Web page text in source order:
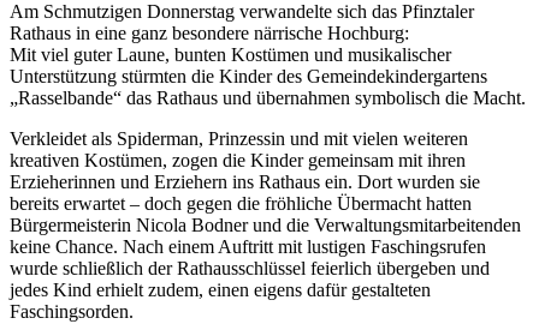
Am Schmutzigen Donnerstag verwandelte sich das Pfinztaler
Rathaus in eine ganz besondere närrische Hochburg:
Mit viel guter Laune, bunten Kostümen und musikalischer
Unterstützung stürmten die Kinder des Gemeindekindergartens
„Rasselbande“ das Rathaus und übernahmen symbolisch die Macht.
Verkleidet als Spiderman, Prinzessin und mit vielen weiteren
kreativen Kostümen, zogen die Kinder gemeinsam mit ihren
Erzieherinnen und Erziehern ins Rathaus ein. Dort wurden sie
bereits erwartet – doch gegen die fröhliche Übermacht hatten
Bürgermeisterin Nicola Bodner und die Verwaltungsmitarbeitenden
keine Chance. Nach einem Auftritt mit lustigen Faschingsrufen
wurde schließlich der Rathausschlüssel feierlich übergeben und
jedes Kind erhielt zudem, einen eigens dafür gestalteten
Faschingsorden.